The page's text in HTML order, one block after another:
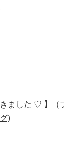
ました ♡ 】（
)